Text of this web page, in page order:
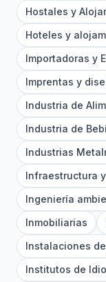
Hostales y
Hoteles y
Importadoras y
Imprentas y
Industria de
Industria de
Industrias
Infraestructura
Ingeniería
Inmobiliarias
Instalaciones
Institutos de